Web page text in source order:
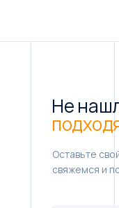
Не
Оставьте
свяжемся и